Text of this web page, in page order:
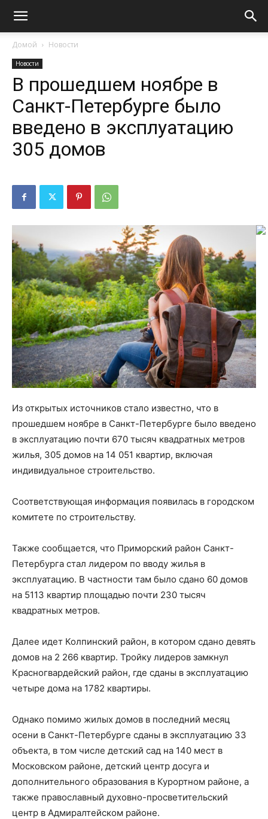
Домой Новости
Новости
В прошедшем ноябре в
Санкт-Петербурге было
введено в эксплуатацию
305 домов
Из открытых источников стало известно, что в
прошедшем ноябре в Санкт-Петербурге было введено
в эксплуатацию почти 670 тысяч квадратных метров
жилья, 305 домов на 14 051 квартир, включая
индивидуальное строительство.
Соответствующая информация появилась в городском
комитете по строительству.
Также сообщается, что Приморский район Санкт-
Петербурга стал лидером по вводу жилья в
эксплуатацию. В частности там было сдано 60 домов
на 5113 квартир площадью почти 230 тысяч
квадратных метров.
Далее идет Колпинский район, в котором сдано девять
домов на 2 266 квартир. Тройку лидеров замкнул
Красногвардейский район, где сданы в эксплуатацию
четыре дома на 1782 квартиры.
Однако помимо жилых домов в последний месяц
осени в Санкт-Петербурге сданы в эксплуатацию 33
объекта, в том числе детский сад на 140 мест в
Московском районе, детский центр досуга и
дополнительного образования в Курортном районе, а
также православный духовно-просветительский
центр в Адмиралтейском районе.